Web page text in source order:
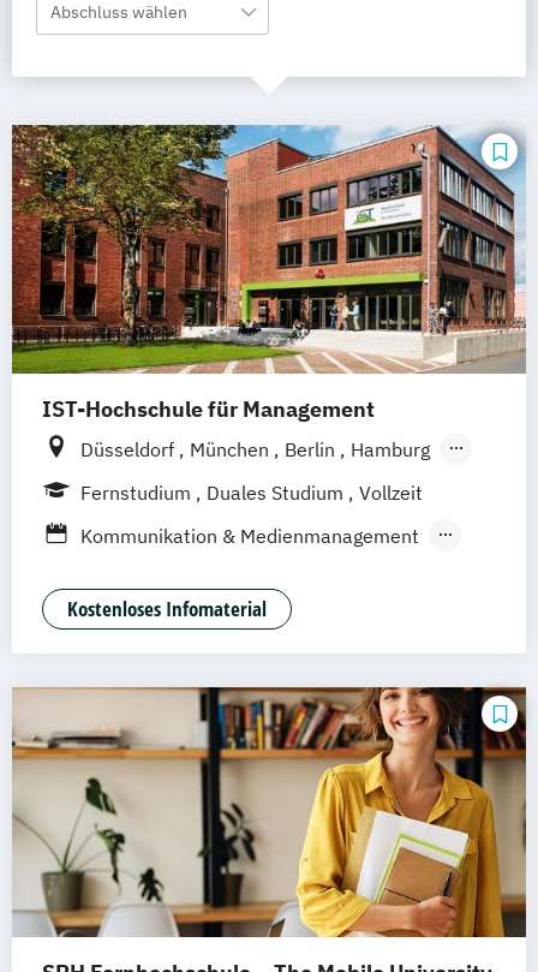
Abschluss wählen
IST-Hochschule für Management
Düsseldorf München Berlin
Hamburg
Weil am Rhein
Frankfurt am Main
Essen
Fernstudium Duales Studium
Vollzeit
Kommunikation & Medienmanagement
Medienökonom
Public Relations Hochschulzertifikat
Kostenloses Infomaterial